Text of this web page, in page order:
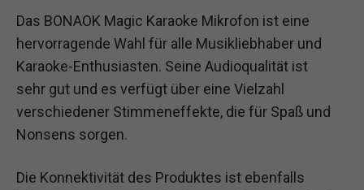
Das BONAOK Magic Karaoke Mikrofon ist eine
hervorragende Wahl für alle Musikliebhaber und
Karaoke-Enthusiasten. Seine Audioqualität ist
sehr gut und es verfügt über eine Vielzahl
verschiedener Stimmeneffekte, die für Spaß und
Nonsens sorgen.
Die Konnektivität des Produktes ist ebenfalls